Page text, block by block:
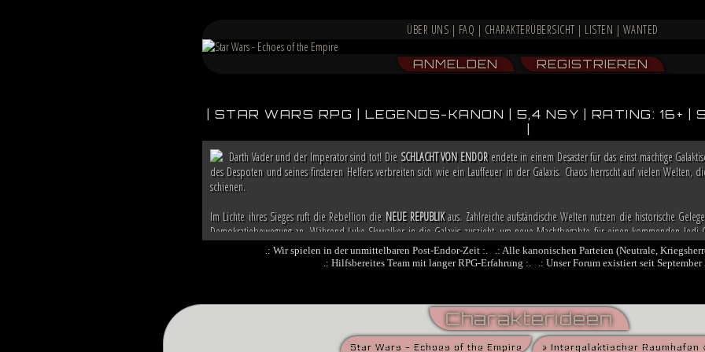
ÜBER UNS | FAQ | CHARAKTERÜBERSICHT | LISTEN | WANTED
ANMELDEN REGISTRIEREN
| STAR WARS RPG | LEGENDS-KANON | 5,4 NSY | RATING: 16+ |
Darth Vader und der Imperator sind tot! Die SCHLACHT VON ENDORendete in einem Desaster für das einst mächtige
des Despoten und seines finsteren Helfers verbreiten sich wie ein Lauffeuer in der Galaxis. Chaos herrscht auf vielen Welten,
schienen.
Im Lichte ihres Sieges ruft die Rebellion die NEUE REPUBLIKaus. Zahlreiche aufständische Welten nutzen die historische
Demokratiebewegung an. Während Luke Skywalker in die Galaxis auszieht, um neue Machtbegabte für einen kommenden
republikanische Anführerin Mon Mothma bereits weitere Allianzen, damit sie in der Lage ist, möglicherweise bald die Regierung in
Imperators. Mit seiner Armada beginnt er einen Feldzug gegen das marode Reich, der ihn mit der Einnahme von Coruscant an
dem Eindruck einer erneuten Einigungsbewegung und mithilfe kluger politischer Schachzüge sichert sich Vesperum die
beschwört die Vernichtung aller Dissidenten und Abspalter.
.: Wir spielen in der unmittelbaren Post-Endor-Zeit :. .: Alle kanonischen Parteien (Neutrale,
.: Hilfsbereites Team mit langer RPG-Erfahrung :. .: Unser Forum existiert seit September
Charakterideen
Star Wars - Echoes of the Empire » Intergalaktischer Raumhafen